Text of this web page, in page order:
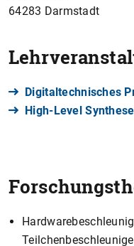
64283 Darmstadt
Digitaltechnisches
High-Level Synthese